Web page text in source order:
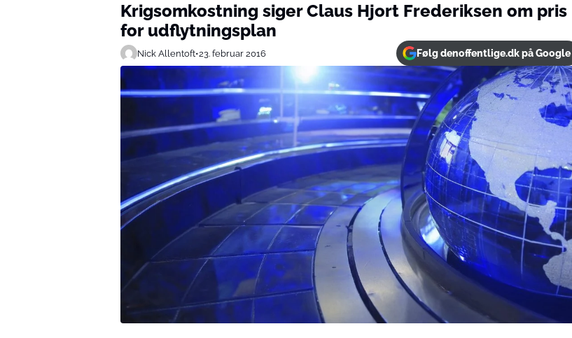
Krigsomkostning siger Claus Hjort Frederiksen om pris
for udflytningsplan
Nick Allentoft•23. februar 2016 Følg denoffentlige.dk på Google